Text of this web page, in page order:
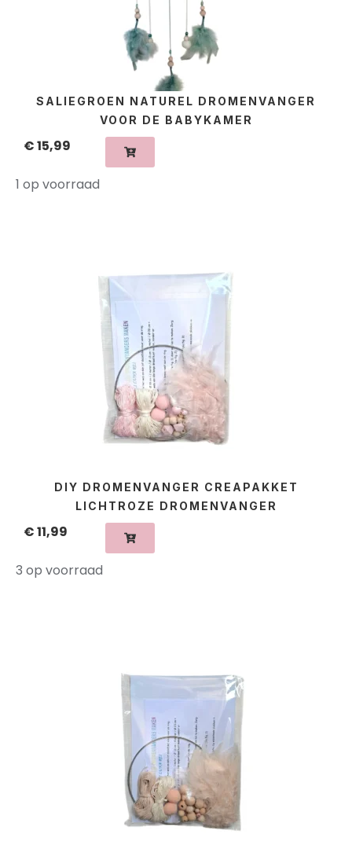
SALIEGROEN NATUREL DROMENVANGER
VOOR DE BABYKAMER
€15,99
1 op voorraad
DIY DROMENVANGER CREAPAKKET
LICHTROZE DROMENVANGER
€11,99
3 op voorraad